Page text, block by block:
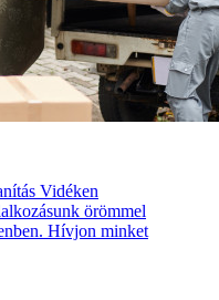
Vidéken
örömmel
Hívjon minket